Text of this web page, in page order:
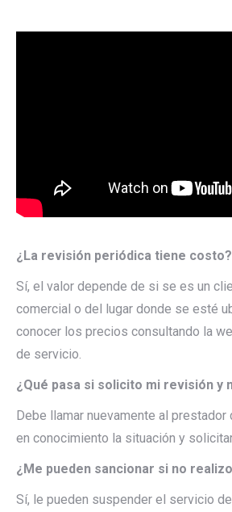
¿La revisión periódica tiene costo?
Sí, el valor depende de si se es un
comercial o del lugar donde se esté
conocer los precios consultando la
de servicio.
¿Qué pasa si solicito mi revisión y
Debe llamar nuevamente al
en conocimiento la situación y
¿Me pueden sancionar si no
Sí, le pueden suspender el servicio